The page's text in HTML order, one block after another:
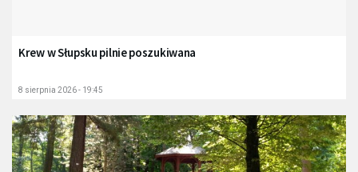
Krew w Słupsku pilnie poszukiwana
8 sierpnia 2026 - 19:45